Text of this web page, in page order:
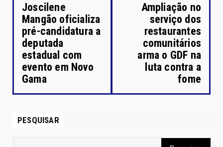
Joscilene
Mangão oficializa
pré-candidatura a
deputada
estadual com
evento em Novo
Gama
Ampliação no
serviço dos
restaurantes
comunitários
arma o GDF na
luta contra a
fome
PESQUISAR